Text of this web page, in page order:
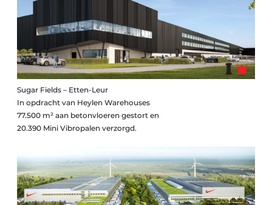
Sugar Fields – Etten-Leur
In opdracht van Heylen Warehouses
77.500 m² aan betonvloeren gestort en
20.390 Mini Vibropalen verzorgd.